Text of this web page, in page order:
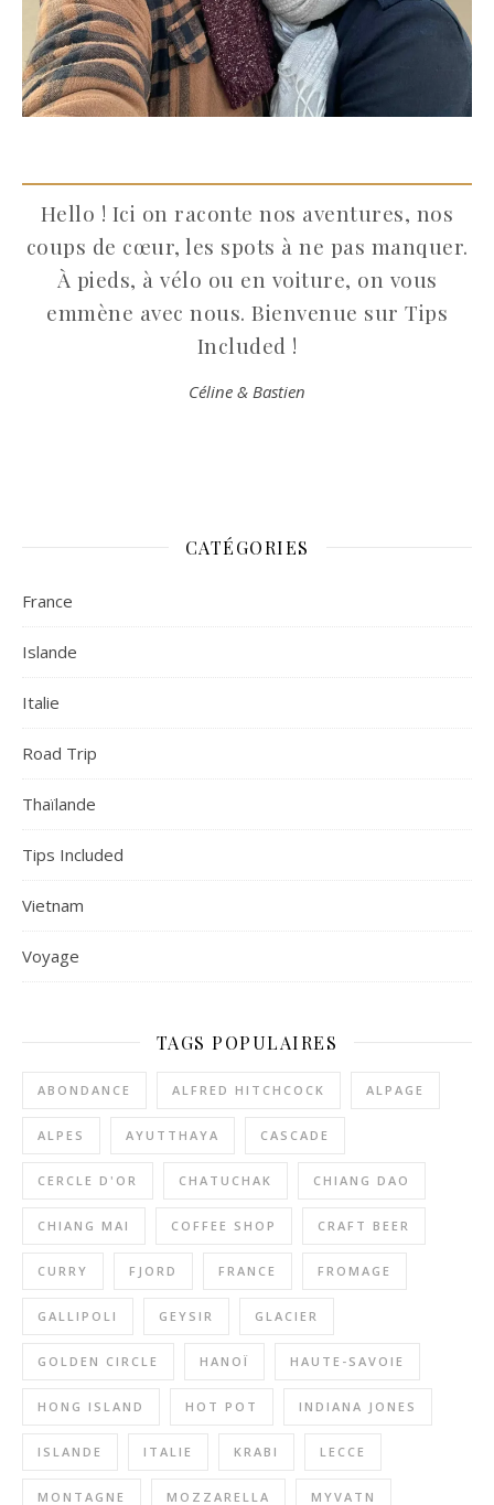
Hello ! Ici on raconte nos aventures, nos
coups de cœur, les spots à ne pas manquer.
À pieds, à vélo ou en voiture, on vous
emmène avec nous. Bienvenue sur Tips
Included !
Céline & Bastien
CATÉGORIES
France
Islande
Italie
Road Trip
Thaïlande
Tips Included
Vietnam
Voyage
TAGS POPULAIRES
ABONDANCE ALFRED HITCHCOCK ALPAGE
ALPES AYUTTHAYA CASCADE
CERCLE D'OR CHATUCHAK CHIANG DAO
CHIANG MAI COFFEE SHOP CRAFT BEER
CURRY FJORD FRANCE FROMAGE
GALLIPOLI GEYSIR GLACIER
GOLDEN CIRCLE HANOÏ HAUTE-SAVOIE
HONG ISLAND HOT POT INDIANA JONES
ISLANDE ITALIE KRABI LECCE
MONTAGNE MOZZARELLA MYVATN